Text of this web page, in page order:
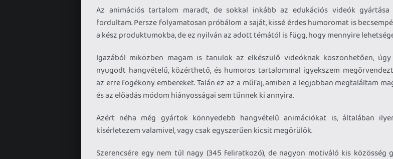
Az animációs tartalom maradt, de sokkal inkább az edukációs videók
fordultam. Persze folyamatosan próbálom a saját, kissé érdes humoromat is
a kész produktumokba, de ez nyilván az adott témától is függ, hogy mennyire
Igazából miközben magam is tanulok az elkészülő videóknak köszönhetően,
nyugodt hangvételű, közérthető, és humoros tartalommal igyekszem
az erre fogékony embereket. Talán ez az a műfaj, amiben a legjobban megtaláltam
és az előadás módom hiányosságai sem tűnnek ki annyira.
Azért néha még gyártok könnyedebb hangvételű animációkat is, általában
kísérletezem valamivel, vagy csak egyszerűen kicsit megörülök.
Szerencsére egy nem túl nagy (345 feliratkozó), de nagyon motiváló kis közösség